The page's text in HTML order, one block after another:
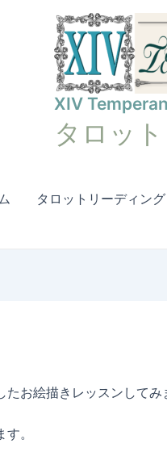
XIV
タロッ
タロットリーディング
お絵描きレッスンしてみ
。